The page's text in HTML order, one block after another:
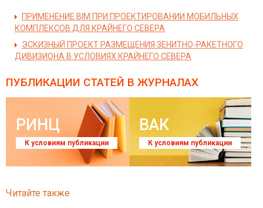
ПРИМЕНЕНИЕ BIM ПРИ ПРОЕКТИРОВАНИИ МОБИЛЬНЫХ
КОМПЛЕКСОВ ДЛЯ КРАЙНЕГО СЕВЕРА
ЭСКИЗНЫЙ ПРОЕКТ РАЗМЕЩЕНИЯ ЗЕНИТНО-РАКЕТНОГО
ДИВИЗИОНА В УСЛОВИЯХ КРАЙНЕГО СЕВЕРА
ПУБЛИКАЦИИ СТАТЕЙ В ЖУРНАЛАХ
РИНЦ
К условиям публикации
ВАК
К условиям публикации
Читайте также